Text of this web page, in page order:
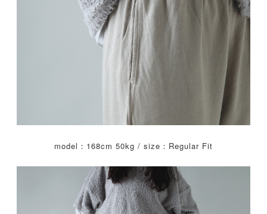
model：168cm 50kg / size：Regular Fit